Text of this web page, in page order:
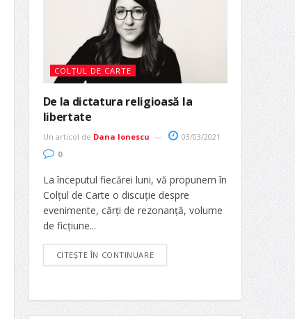
COLȚUL DE CARTE
De la dictatura religioasă la
libertate
Un articol de Dana Ionescu
03/03/2021
0
La începutul fiecărei luni, vă propunem în
Colțul de Carte o discuție despre
evenimente, cărți de rezonanță, volume
de ficțiune...
CITEȘTE ÎN CONTINUARE